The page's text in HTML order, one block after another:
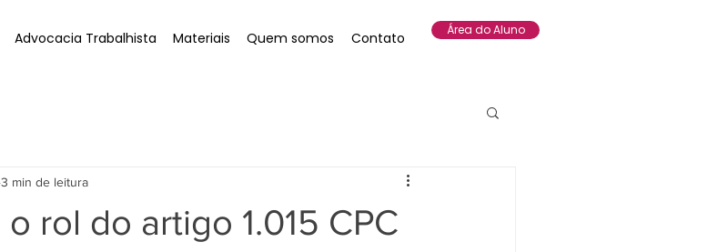
Advocacia Trabalhista Materiais Quem somos Contato Área do Aluno
rol do artigo 1.015 CPC
3 min de leitura